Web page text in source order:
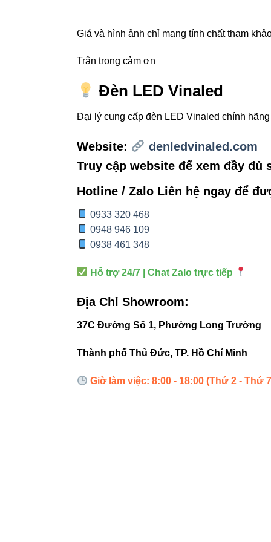
thông
TIÊU CHÍ
Hiệu suất sáng
Giá và hình ảnh chỉ mang tính chất tham
Trân trọng cảm ơn
Đèn LED Vinaled
Đại lý cung cấp đèn LED Vinaled chính hãng
Website:
denledvinaled.com
Truy cập website để xem đầy đủ
Hotline / Zalo Liên hệ ngay để
0933 320 468
0948 946 109
0938 461 348
Hỗ trợ 24/7 | Chat Zalo trực tiếp
Địa Chỉ Showroom:
37C Đường Số 1, Phường Long Trường
Thành phố Thủ Đức, TP. Hồ Chí Minh
Giờ làm việc: 8:00 - 18:00 (Thứ 2 - Thứ